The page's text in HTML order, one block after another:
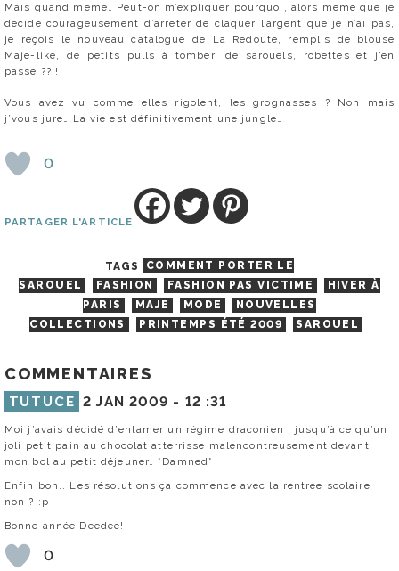
Mais quand même… Peut-on m’expliquer pourquoi, alors même que je
décide courageusement d’arrêter de claquer l’argent que je n’ai pas,
je reçois le nouveau catalogue de La Redoute, remplis de blouse
Maje-like, de petits pulls à tomber, de sarouels, robettes et j’en
passe ??!!
Vous avez vu comme elles rigolent, les grognasses ? Non mais
j’vous jure… La vie est définitivement une jungle…
0
PARTAGER L'ARTICLE
TAGS
COMMENT PORTER LE
SAROUEL
FASHION FASHION PAS VICTIME
HIVER À
PARIS
MAJE MODE
NOUVELLES
COLLECTIONS
PRINTEMPS ÉTÉ 2009 SAROUEL
COMMENTAIRES
TUTUCE 2 JAN 2009 - 12 :31
Moi j’avais décidé d’entamer un régime draconien , jusqu’à ce qu’un
joli petit pain au chocolat atterrisse malencontreusement devant
mon bol au petit déjeuner… *Damned*
Enfin bon.. Les résolutions ça commence avec la rentrée scolaire
non ? :p
Bonne année Deedee!
0